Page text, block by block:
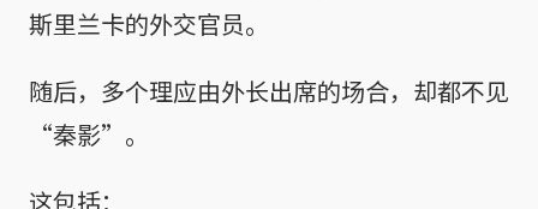
斯里兰卡的外交官员。
随后，多个理应由外长出席的场合，却都不见
“秦影”。
这包括：